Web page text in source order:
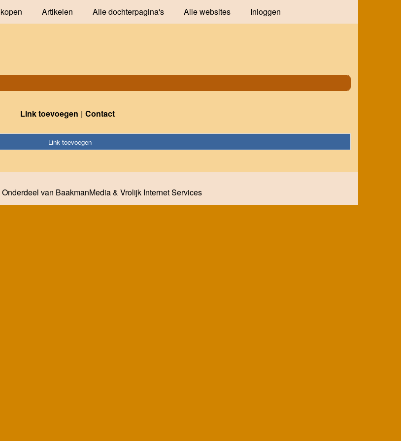
Artikelen Alle dochterpagina's Alle websites Inloggen
Link toevoegen Contact
Link toevoegen
van BaakmanMedia& Vrolijk Internet Services